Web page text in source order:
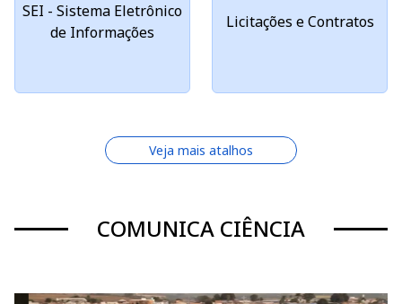
SEI - Sistema Eletrônico
de Informações
Licitações e Contratos
Veja mais atalhos
COMUNICA CIÊNCIA